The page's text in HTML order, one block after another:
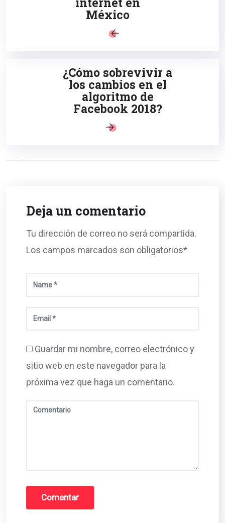
México
¿Cómo sobrevivir a
los cambios en el
algoritmo de
Facebook 2018?
Deja un comentario
Tu dirección de correo no será compartida.
Los campos marcados son obligatorios*
Guardar mi nombre, correo electrónico y
sitio web en este navegador para la
próxima vez que haga un comentario.